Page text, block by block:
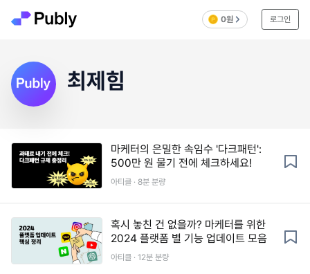
0원 로그인
최제힘
마케터의 은밀한 속임수 '다크패턴':
500만 원 물기 전에 체크하세요!
아티클 · 8분 분량
혹시 놓친 건 없을까? 마케터를 위한
2024 플랫폼 별 기능 업데이트 모음
아티클 · 12분 분량